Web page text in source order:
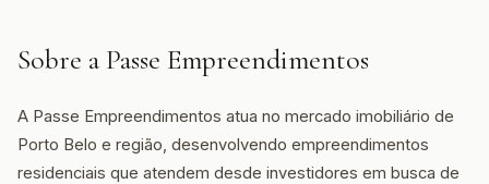
Sobre a Passe Empreendimentos
A Passe Empreendimentos atua no mercado imobiliário de
Porto Belo e região, desenvolvendo empreendimentos
residenciais que atendem desde investidores em busca de